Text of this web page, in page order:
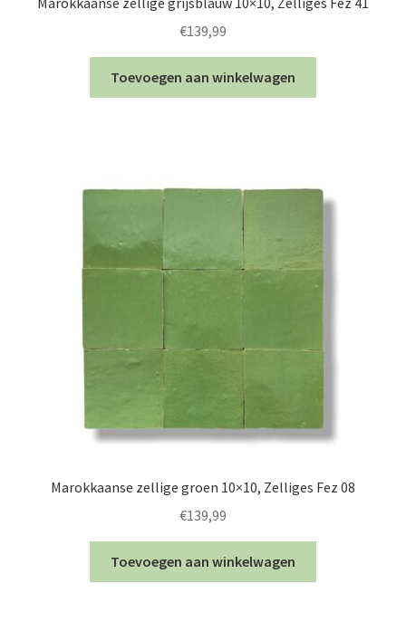
€139,99
Toevoegen aan winkelwagen
Marokkaanse zellige groen 10×10, Zelliges Fez 08
€139,99
Toevoegen aan winkelwagen